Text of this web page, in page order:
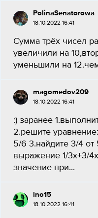
PolinaSenatorowa
18.10.2022 16:41
Сумма трёх чисел
увеличили на
уменьшили на
magomedov209
18.10.2022 16:41
:) заранее
2.решите
5/6 3.найдите 3/4
выражение 1/3x+3/
значение при...
lno15
18.10.2022 16:41